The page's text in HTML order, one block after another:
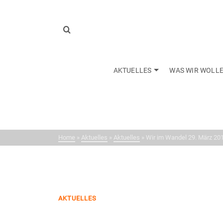
AKTUELLES WAS WIR
Home » Aktuelles » Aktuelles » Wir im Wandel 29. März
AKTUELLES